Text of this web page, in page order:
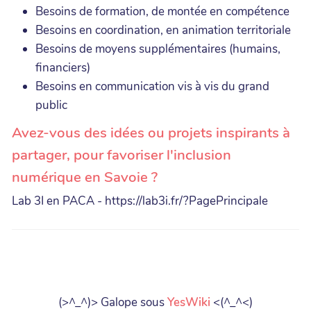
Besoins de formation, de montée en compétence
Besoins en coordination, en animation territoriale
Besoins de moyens supplémentaires (humains,
financiers)
Besoins en communication vis à vis du grand
public
Avez-vous des idées ou projets inspirants à
partager, pour favoriser l'inclusion
numérique en Savoie ?
Lab 3I en PACA - https://lab3i.fr/?PagePrincipale
(>^_^)> Galope sousYesWiki <(^_^<)